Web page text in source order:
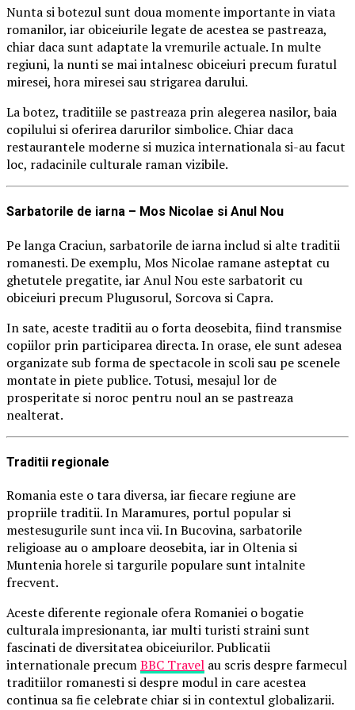
Nunta si botezul sunt doua momente importante in viata
romanilor, iar obiceiurile legate de acestea se pastreaza,
chiar daca sunt adaptate la vremurile actuale. In multe
regiuni, la nunti se mai intalnesc obiceiuri precum furatul
miresei, hora miresei sau strigarea darului.
La botez, traditiile se pastreaza prin alegerea nasilor, baia
copilului si oferirea darurilor simbolice. Chiar daca
restaurantele moderne si muzica internationala si-au facut
loc, radacinile culturale raman vizibile.
Sarbatorile de iarna – Mos Nicolae si Anul Nou
Pe langa Craciun, sarbatorile de iarna includ si alte traditii
romanesti. De exemplu, Mos Nicolae ramane asteptat cu
ghetutele pregatite, iar Anul Nou este sarbatorit cu
obiceiuri precum Plugusorul, Sorcova si Capra.
In sate, aceste traditii au o forta deosebita, fiind transmise
copiilor prin participarea directa. In orase, ele sunt adesea
organizate sub forma de spectacole in scoli sau pe scenele
montate in piete publice. Totusi, mesajul lor de
prosperitate si noroc pentru noul an se pastreaza
nealterat.
Traditii regionale
Romania este o tara diversa, iar fiecare regiune are
propriile traditii. In Maramures, portul popular si
mestesugurile sunt inca vii. In Bucovina, sarbatorile
religioase au o amploare deosebita, iar in Oltenia si
Muntenia horele si targurile populare sunt intalnite
frecvent.
Aceste diferente regionale ofera Romaniei o bogatie
culturala impresionanta, iar multi turisti straini sunt
fascinati de diversitatea obiceiurilor. Publicatii
internationale precumBBC Travel au scris despre farmecul
traditiilor romanesti si despre modul in care acestea
continua sa fie celebrate chiar si in contextul globalizarii.